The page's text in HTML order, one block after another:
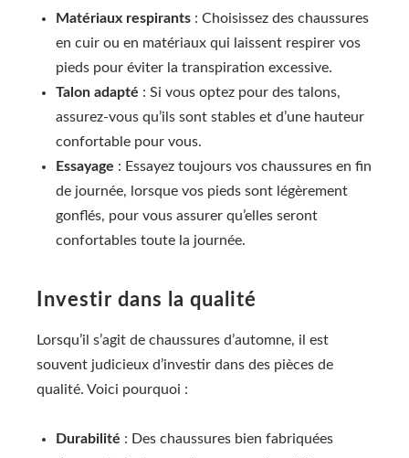
Matériaux respirants : Choisissez des chaussures
en cuir ou en matériaux qui laissent respirer vos
pieds pour éviter la transpiration excessive.
Talon adapté : Si vous optez pour des talons,
assurez-vous qu’ils sont stables et d’une hauteur
confortable pour vous.
Essayage : Essayez toujours vos chaussures en fin
de journée, lorsque vos pieds sont légèrement
gonflés, pour vous assurer qu’elles seront
confortables toute la journée.
Investir dans la qualité
Lorsqu’il s’agit de chaussures d’automne, il est
souvent judicieux d’investir dans des pièces de
qualité. Voici pourquoi :
Durabilité : Des chaussures bien fabriquées